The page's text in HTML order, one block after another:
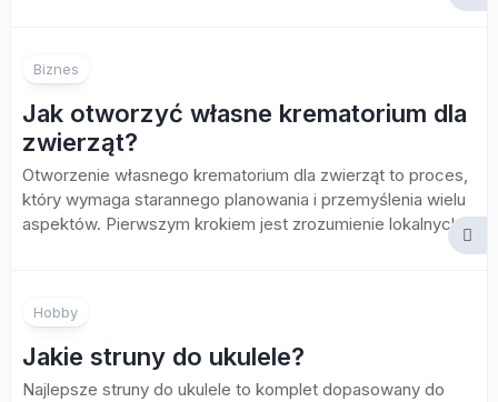
Biznes
Jak otworzyć własne krematorium dla
zwierząt?
Otworzenie własnego krematorium dla zwierząt to proces,
który wymaga starannego planowania i przemyślenia wielu
aspektów. Pierwszym krokiem jest zrozumienie lokalnych...
Hobby
Jakie struny do ukulele?
Najlepsze struny do ukulele to komplet dopasowany do